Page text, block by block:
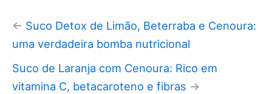
← Suco Detox de Limão, Beterraba e Cenoura:
uma verdadeira bomba nutricional
Suco de Laranja com Cenoura: Rico em
vitamina C, betacaroteno e fibras →